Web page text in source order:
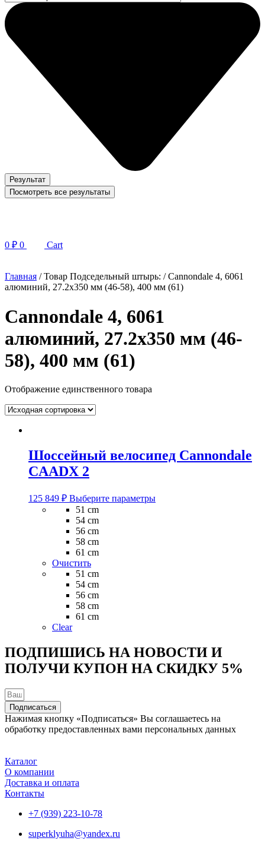
Результат
Посмотреть все результаты
0 ₽ 0 Cart
Главная / Товар Подседельный штырь: / Cannondale 4, 6061
алюминий, 27.2х350 мм (46-58), 400 мм (61)
Cannondale 4, 6061
алюминий, 27.2х350 мм (46-
58), 400 мм (61)
Отображение единственного товара
Шоссейный велосипед Cannondale
CAADX 2
125 849 ₽ Выберите параметрыЭтот
51 cm
54 cm
56 cm
58 cm
61 cm
Очистить
51 cm
54 cm
56 cm
58 cm
61 cm
Clear
ПОДПИШИСЬ НА НОВОСТИ И
ПОЛУЧИ КУПОН НА СКИДКУ 5%
Подписаться
Нажимая кнопку «Подписаться» Вы соглашаетесь на
обработку предоставленных вами персональных данных
Каталог
О компании
Доставка и оплата
Контакты
+7 (939) 223-10-78
superklyuha@yandex.ru